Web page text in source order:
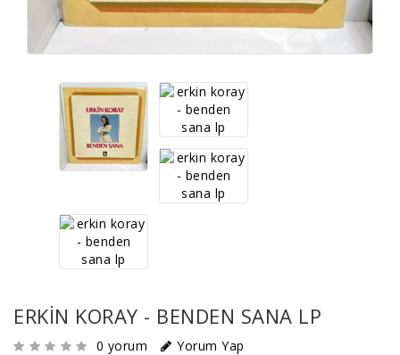
ERKIN KORAY - BENDEN SANA LP
0 yorum
Yorum Yap